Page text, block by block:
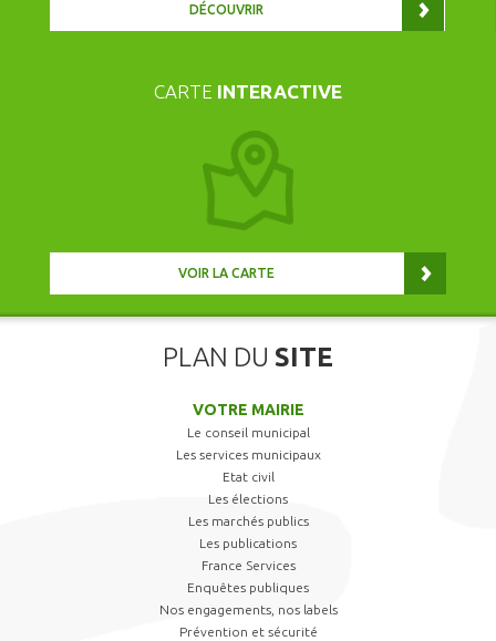
DÉCOUVRIR
CARTE INTERACTIVE
VOIR LA CARTE
PLAN DU SITE
VOTRE MAIRIE
Le conseil municipal
Les services municipaux
Etat civil
Les élections
Les marchés publics
Les publications
France Services
Enquêtes publiques
Nos engagements, nos labels
Prévention et sécurité